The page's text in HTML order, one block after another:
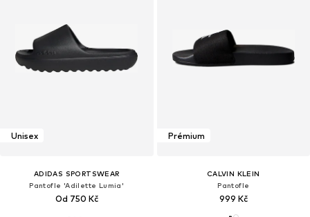
Unisex
ADIDAS SPORTSWEAR
Pantofle 'Adilette Lumia'
Od 750 Kč
Prémium
CALVIN KLEIN
Pantofle
999 Kč